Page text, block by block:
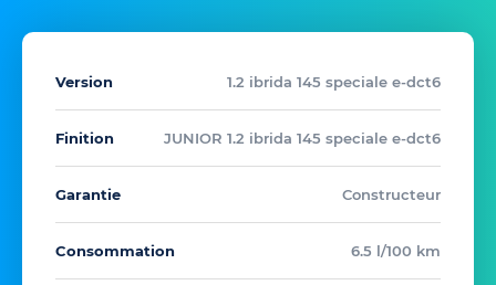
Version 1.2 ibrida 145 speciale e-dct6
Finition JUNIOR 1.2 ibrida 145 speciale e-dct6
Garantie Constructeur
Consommation 6.5 l/100 km